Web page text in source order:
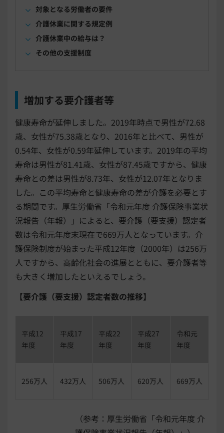
対象となる労働者の要件
介護休業に関する規定例
介護休業中の給与は？
その他の支援制度
増加する要介護者等
健康寿命が延伸しました。2019年時点で男性が72.68
歳、女性が75.38歳となり、2016年と比べて、男性が
0.54年、女性が0.59年延伸しています。2019年の平均
寿命は男性が81.41歳、女性が87.45歳ですから、健康
寿命との差は男性が8.73年、女性が12.07年となりま
した。この平均寿命と健康寿命の差が介護を必要とす
る期間です。厚生労働省「令和元年度 介護保険事業状
況報告（年報）」によると、要介護（要支援）認定者
数は令和元年度末現在で669万人となっています。介
護保険制度が始まった平成12年度（2000年）は256万
人ですから、高齢化社会の進展とともに、要介護者等
も大きく増加したといえるでしょう。
【要介護（要支援）認定者数の推移】
平成12
年度
平成17
年度
平成22
年度
平成27
年度
令和元
年度
256万人 432万人 506万人 620万人 669万人
（参考：厚生労働省「令和元年度 介